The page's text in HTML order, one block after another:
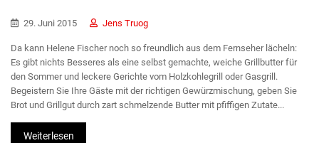
29. Juni 2015 Jens Truog
Da kann Helene Fischer noch so freundlich aus dem Fernseher lächeln:
Es gibt nichts Besseres als eine selbst gemachte, weiche Grillbutter für
den Sommer und leckere Gerichte vom Holzkohlegrill oder Gasgrill.
Begeistern Sie Ihre Gäste mit der richtigen Gewürzmischung, geben Sie
Brot und Grillgut durch zart schmelzende Butter mit pfiffigen Zutate...
Weiterlesen